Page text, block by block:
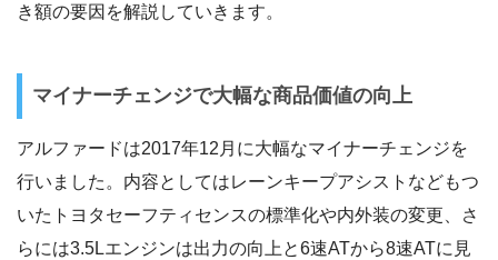
き額の要因を解説していきます。
マイナーチェンジで大幅な商品価値の向上
アルファードは2017年12月に大幅なマイナーチェンジを
行いました。内容としてはレーンキープアシストなどもつ
いたトヨタセーフティセンスの標準化や内外装の変更、さ
らには3.5Lエンジンは出力の向上と6速ATから8速ATに見